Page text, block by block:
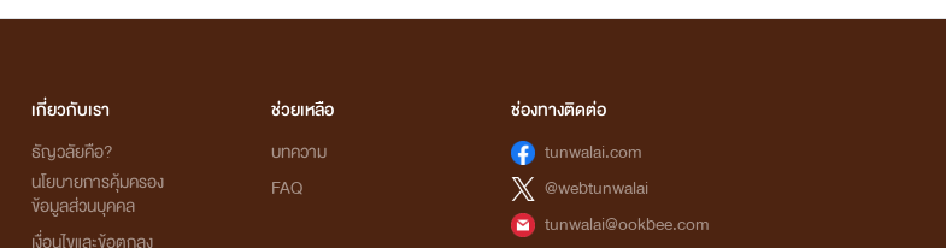
เกี่ยวกับเรา
ธัญวลัยคือ?
นโยบายการคุ้มครอง
ข้อมูลส่วนบุคคล
ช่วยเหลือ
บทความ
FAQ
ช่องทางติดต่อ
tunwalai.com
@webtunwalai
tunwalai@ookbee.com